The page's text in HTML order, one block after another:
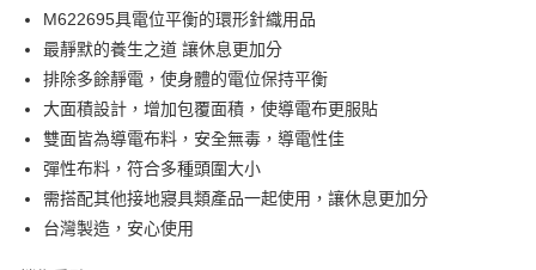
Apple Pay
街口支付
悠遊付
Google Pay
AFTEE先享後付
相關說明
M622695具電位平衡的環形針織用品
最靜默的養生之道 讓休息更加分
排除多餘靜電，使身體的電位保持平衡
大面積設計，增加包覆面積，使導電布更服貼
雙面皆為導電布料，安全無毒，導電性佳
彈性布料，符合多種頭圍大小
需搭配其他接地寢具類產品一起使用，讓休息更加分
台灣製造，安心使用